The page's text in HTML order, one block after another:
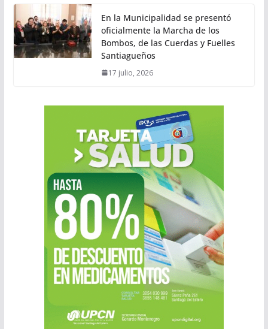
En la Municipalidad se presentó
oficialmente la Marcha de los
Bombos, de las Cuerdas y Fuelles
Santiagueños
17 julio, 2026